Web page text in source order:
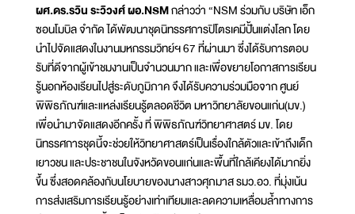
ผศ.ดร.รวิน ระวิวงศ์ ผอ.NSMกล่าวว่า “NSM ร่วมกับ บริษัท เอ็ก
ซอนโมบิล จำกัด ได้พัฒนาชุดนิทรรศการปิโตรเคมีปั้นแต่งโลก โดย
นำไปจัดแสดงในงานมหกรรมวิทย์ฯ 67 ที่ผ่านมา ซึ่งได้รับการตอบ
รับที่ดีจากผู้เข้าชมงานเป็นจำนวนมาก และเพื่อขยายโอกาสการเรียน
รู้นอกห้องเรียนไปสู่ระดับภูมิภาค จึงได้รับความร่วมมือจาก ศูนย์
พิพิธภัณฑ์และแหล่งเรียนรู้ตลอดชีวิต มหาวิทยาลัยขอนแก่น(มข.)
เพื่อนำมาจัดแสดงอีกครั้ง ที่ พิพิธภัณฑ์วิทยาศาสตร์ มข. โดย
นิทรรศการชุดนี้จะช่วยให้วิทยาศาสตร์เป็นเรื่องใกล้ตัวและเข้าถึงเด็ก
เยาวชน และประชาชนในจังหวัดขอนแก่นและพื้นที่ใกล้เคียงได้มากยิ่ง
ขึ้น ซึ่งสอดคล้องกับนโยบายของนางสาวศุภมาส รมว.อว. ที่มุ่งเน้น
การส่งเสริมการเรียนรู้อย่างเท่าเทียมและลดความเหลื่อมล้ำทางการ